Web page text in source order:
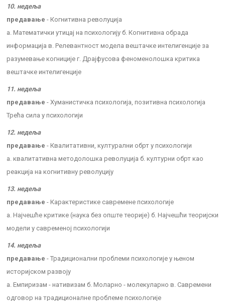
10. недеља
предавање - Когнитивна револуција
а. Математички утицај на психологију б. Когнитивна обрада
информација в. Релевантност модела вештачке интелигенције за
разумевање когниције г. Драјфусова феноменолошка критика
вештачке интелигенције
11. недеља
предавање - Хуманистичка психологија, позитивна психологија
Трећа сила у психологији
12. недеља
предавање - Квалитативни, културални обрт у психологији
а. квалитативна методолошка револуција б. културни обрт као
реакција на когнитивну револуцију
13. недеља
предавање - Карактеристике савремене психологије
а. Најчешће критике (наука без опште теорије) б. Најчешћи теоријски
модели у савременој психологији
14. недеља
предавање - Традиционални проблеми психологије у њеном
историјском развоју
а. Емпиризам - нативизам б. Моларно - молекуларно в. Савремени
одговор на традиционалне проблеме психологије